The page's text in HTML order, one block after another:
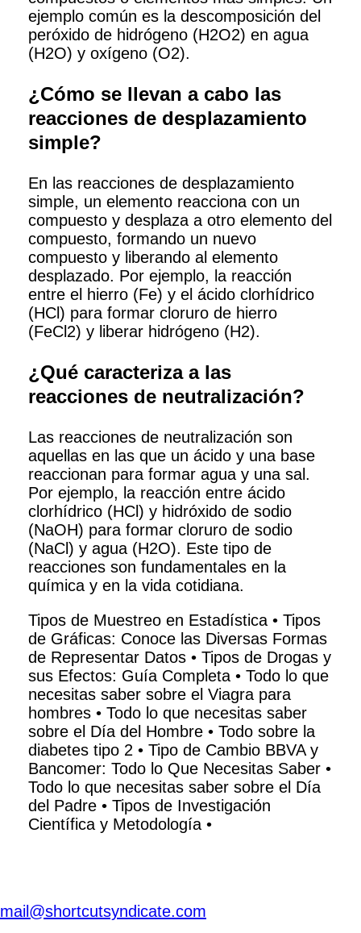
ejemplo común es la descomposición del
peróxido de hidrógeno (H2O2) en agua
(H2O) y oxígeno (O2).
¿Cómo se llevan a cabo las
reacciones de desplazamiento
simple?
En las reacciones de desplazamiento
simple, un elemento reacciona con un
compuesto y desplaza a otro elemento del
compuesto, formando un nuevo
compuesto y liberando al elemento
desplazado. Por ejemplo, la reacción
entre el hierro (Fe) y el ácido clorhídrico
(HCl) para formar cloruro de hierro
(FeCl2) y liberar hidrógeno (H2).
¿Qué caracteriza a las
reacciones de neutralización?
Las reacciones de neutralización son
aquellas en las que un ácido y una base
reaccionan para formar agua y una sal.
Por ejemplo, la reacción entre ácido
clorhídrico (HCl) y hidróxido de sodio
(NaOH) para formar cloruro de sodio
(NaCl) y agua (H2O). Este tipo de
reacciones son fundamentales en la
química y en la vida cotidiana.
Tipos de Muestreo en Estadística • Tipos
de Gráficas: Conoce las Diversas Formas
de Representar Datos • Tipos de Drogas y
sus Efectos: Guía Completa • Todo lo que
necesitas saber sobre el Viagra para
hombres • Todo lo que necesitas saber
sobre el Día del Hombre • Todo sobre la
diabetes tipo 2 • Tipo de Cambio BBVA y
Bancomer: Todo lo Que Necesitas Saber •
Todo lo que necesitas saber sobre el Día
del Padre • Tipos de Investigación
Científica y Metodología •
mail@shortcutsyndicate.com